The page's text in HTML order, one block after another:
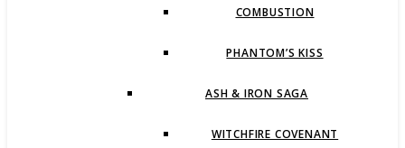
COMBUSTION
PHANTOM’S KISS
ASH & IRON SAGA
WITCHFIRE COVENANT